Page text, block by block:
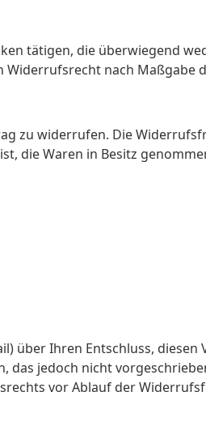
tätigen, die überwiegend
nach Maßgabe
zu widerrufen. Die
die Waren in Besitz
über Ihren Entschluss,
jedoch nicht
vor Ablauf der